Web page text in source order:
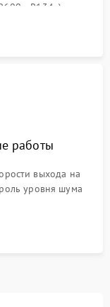
R134a) по
в системе.
работы
выхода на
уровня шума
и корректного
оттайки.